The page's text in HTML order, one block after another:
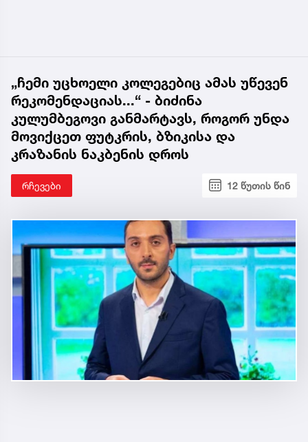
„ჩემი უცხოელი კოლეგებიც ამას უწევენ
რეკომენდაციას...“ - ბიძინა
კულუმბეგოვი განმარტავს, როგორ უნდა
მოვიქცეთ ფუტკრის, ბზიკისა და
კრაზანის ნაკბენის დროს
რჩევები 12 წუთის წინ